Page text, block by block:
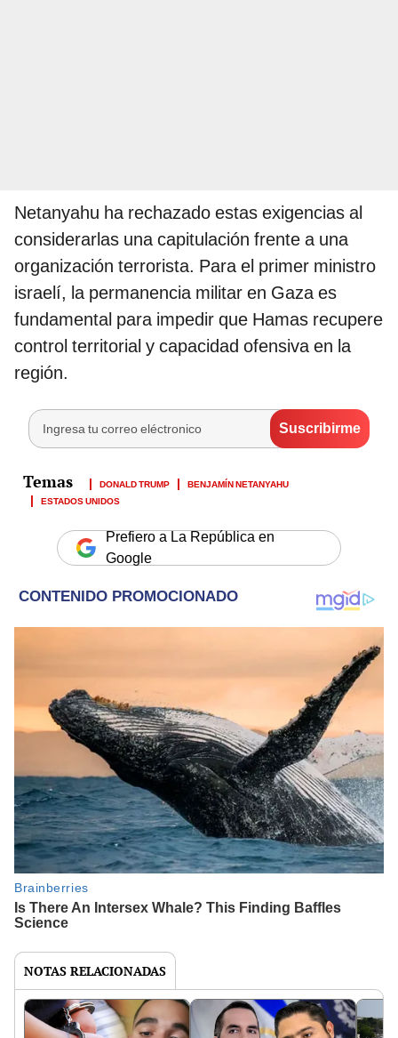
Netanyahu ha rechazado estas exigencias al
considerarlas una capitulación frente a una
organización terrorista. Para el primer ministro
israelí, la permanencia militar en Gaza es
fundamental para impedir que Hamas recupere
control territorial y capacidad ofensiva en la
región.
DONALD TRUMP
BENJAMÍN NETANYAHU
ESTADOS UNIDOS
Prefiero a La República en
Google
NOTAS RELACIONADAS